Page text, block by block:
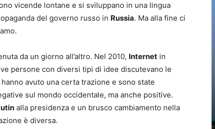
vicende lontane e si sviluppano in una lingua
del governo russo in Russia. Ma alla fine ci
da un giorno all’altro. Nel 2010, Internet in
persone con diversi tipi di idee discutevano le
avuto una certa trazione e sono state
sul mondo occidentale, ma anche positive.
alla presidenza e un brusco cambiamento nella
è diversa.